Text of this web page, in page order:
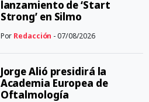
lanzamiento de ‘Start
Strong’ en Silmo
Por Redacción - 07/08/2026
Jorge Alió presidirá la
Academia Europea de
Oftalmología